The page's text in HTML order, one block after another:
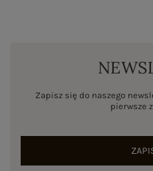
Zapisz się do naszego
pierwsze